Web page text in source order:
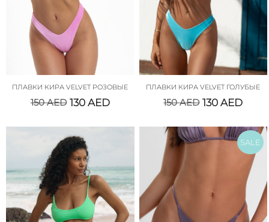
ПЛАВКИ КИРА VELVET РОЗОВЫЕ
150AED 130 AED
ПЛАВКИ КИРА VELVET ГОЛУБЫЕ
150AED 130AED
SALE